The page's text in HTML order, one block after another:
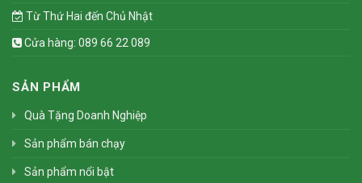
Từ Thứ Hai đến Chủ Nhật
Cửa hàng: 089 66 22 089
SẢN PHẨM
Quà Tặng Doanh Nghiệp
Sản phẩm bán chạy
Sản phẩm nổi bật